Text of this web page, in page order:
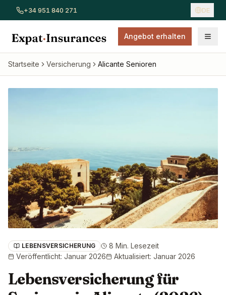
+34 951 840 271 DE
Angebot erhalten
Alle Versicherungen ansehen Autoversicherung
Startseite Versicherung Alicante Senioren
LEBENSVERSICHERUNG
8 Min. Lesezeit
Veröffentlicht: Januar 2026 Aktualisiert: Januar 2026
Lebensversicherung für